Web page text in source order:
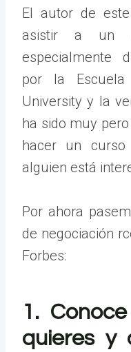
El autor de
asistir a un
especialmente
por la
University y la
ha sido muy
hacer un
alguien está
Por ahora
de negociación
Forbes:
1.
quieres y